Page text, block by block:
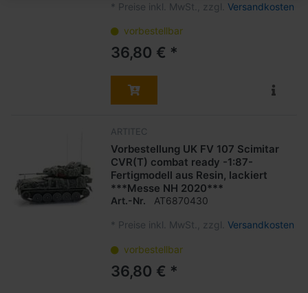
* Preise inkl. MwSt., zzgl. Versandkosten
vorbestellbar
36,80 € *
ARTITEC
Vorbestellung UK FV 107 Scimitar
CVR(T) combat ready -1:87-
Fertigmodell aus Resin, lackiert
***Messe NH 2020***
Art.-Nr. AT6870430
* Preise inkl. MwSt., zzgl. Versandkosten
vorbestellbar
36,80 € *